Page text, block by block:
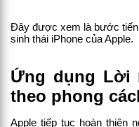
Đây được xem là bước
sinh thái iPhone của Apple.
Ứng dụng Lời
theo phong
Apple tiếp tục hoàn thiện